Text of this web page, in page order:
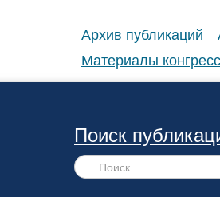
Архив публикаций
Материалы
Поиск